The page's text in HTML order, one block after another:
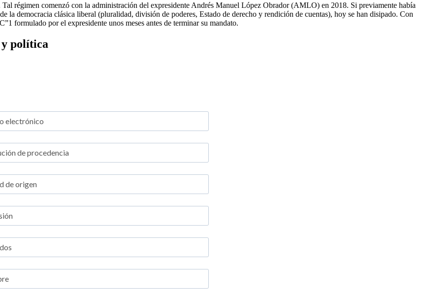
régimen comenzó con la administración del expresidente Andrés Manuel López Obrador (AMLO) en 2018. Si previamente había
la democracia clásica liberal (pluralidad, división de poderes, Estado de derecho y rendición de cuentas), hoy se han disipado. Con
formulado por el expresidente unos meses antes de terminar su mandato.
política